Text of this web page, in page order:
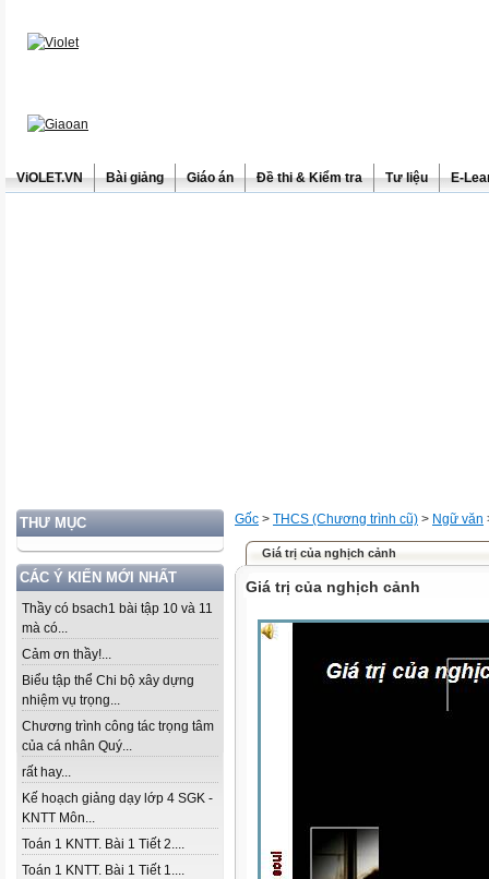
ViOLET.VN Bài giảng Giáo án Đề thi & Kiểm tra Tư liệu E-
THƯ MỤC
CÁC Ý KIẾN MỚI NHẤT
Thầy có bsach1 bài tập 10 và 11
mà có...
Cảm ơn thầy!...
Biểu tập thể Chi bộ xây dựng
nhiệm vụ trọng...
Chương trình công tác trọng tâm
của cá nhân Quý...
rất hay...
Kế hoạch giảng dạy lớp 4 SGK -
KNTT Môn...
Toán 1 KNTT. Bài 1 Tiết 2....
Toán 1 KNTT. Bài 1 Tiết 1....
Gốc > THCS (Chương trình cũ) > Ngữ văn
Giá trị của nghịch cảnh
Giá trị của nghịch cảnh